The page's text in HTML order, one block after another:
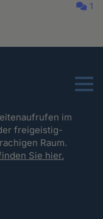
1
Menu
im
freigeistig-
Raum.
Sie hier.